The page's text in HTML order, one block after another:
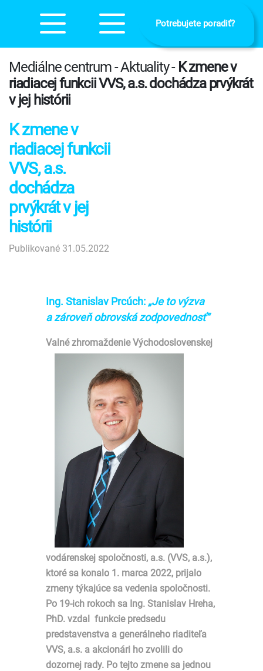
Potrebujete poradiť?
Mediálne centrum - Aktuality - K zmene v
riadiacej funkcii VVS, a.s. dochádza prvýkrát
v jej histórii
K zmene v
riadiacej funkcii
VVS, a.s.
dochádza
prvýkrát v jej
histórii
Publikované 31.05.2022
Ing. Stanislav Prcúch: „Je to výzva
a zároveň obrovská zodpovednosť“
Valné zhromaždenie Východoslovenskej
vodárenskej spoločnosti, a.s. (VVS, a.s.),
ktoré sa konalo 1. marca 2022, prijalo
zmeny týkajúce sa vedenia spoločnosti.
Po 19-ich rokoch sa Ing. Stanislav Hreha,
PhD. vzdal funkcie predsedu
predstavenstva a generálneho riaditeľa
VVS, a.s. a akcionári ho zvolili do
dozornej rady. Po tejto zmene sa jednou